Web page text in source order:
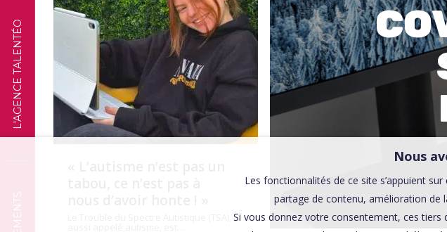
L'AGENCE TALENTÉO TÉMOIGNAGES
Nous
Les fonctionnalités de ce site s’appuient
partage de contenu, amélioration de
Si vous donnez votre consentement, ces